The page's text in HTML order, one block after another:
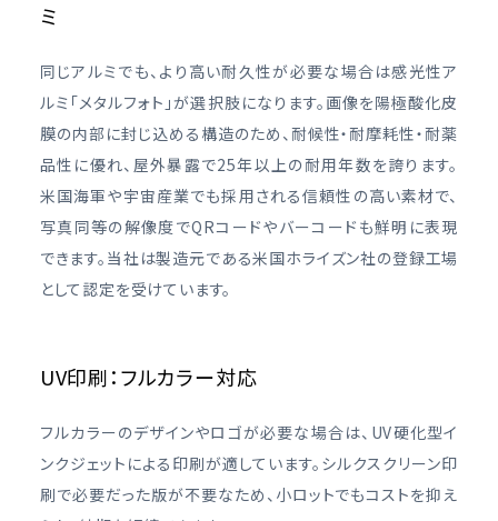
ミ
同じアルミでも、より高い耐久性が必要な場合は感光性ア
ルミ「メタルフォト」が選択肢になります。画像を陽極酸化皮
膜の内部に封じ込める構造のため、耐候性・耐摩耗性・耐薬
品性に優れ、屋外暴露で25年以上の耐用年数を誇ります。
米国海軍や宇宙産業でも採用される信頼性の高い素材で、
写真同等の解像度でQRコードやバーコードも鮮明に表現
できます。当社は製造元である米国ホライズン社の登録工場
として認定を受けています。
UV印刷：フルカラー対応
フルカラーのデザインやロゴが必要な場合は、UV硬化型イ
ンクジェットによる印刷が適しています。シルクスクリーン印
刷で必要だった版が不要なため、小ロットでもコストを抑え